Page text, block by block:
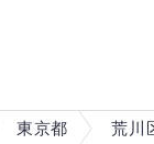
東京都 荒川